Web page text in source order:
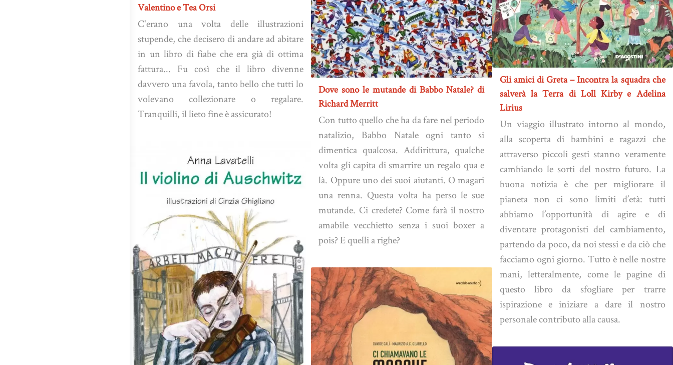
Valentino e Tea Orsi
C'erano una volta delle illustrazioni
stupende, che decisero di andare ad abitare
in un libro di fiabe che era già di ottima
fattura... Fu così che il libro divenne
davvero una favola, tanto bello che tutti lo
volevano collezionare o regalare.
Tranquilli, il lieto fine è assicurato!
Dove sono le mutande di Babbo Natale? di
Richard Merritt
Con tutto quello che ha da fare nel periodo
natalizio, Babbo Natale ogni tanto si
dimentica qualcosa. Addirittura, qualche
volta gli capita di smarrire un regalo qua e
là. Oppure uno dei suoi aiutanti. O magari
una renna. Questa volta ha perso le sue
mutande. Ci credete? Come farà il nostro
amabile vecchietto senza i suoi boxer a
pois? E quelli a righe?
Gli amici di Greta – Incontra la squadra che
salverà la Terra di Loll Kirby e Adelina
Lirius
Un viaggio illustrato intorno al mondo,
alla scoperta di bambini e ragazzi che
attraverso piccoli gesti stanno veramente
cambiando le sorti del nostro futuro. La
buona notizia è che per migliorare il
pianeta non ci sono limiti d’età: tutti
abbiamo l’opportunità di agire e di
diventare protagonisti del cambiamento,
partendo da poco, da noi stessi e da ciò che
facciamo ogni giorno. Tutto è nelle nostre
mani, letteralmente, come le pagine di
questo libro da sfogliare per trarre
ispirazione e iniziare a dare il nostro
personale contributo alla causa.